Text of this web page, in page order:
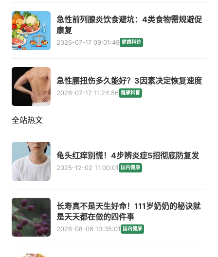
急性前列腺炎饮食避坑：4类食物需规避促
康复
2026-07-17 09:01:49 健康科普
急性腰扭伤多久能好？3因素决定恢复速度
2026-07-17 11:24:56 健康科普
全站热文
龟头红痒别慌！4步辨炎症5招彻底防复发
2025-12-02 11:00:01 国内健康
长寿真不是天生好命！111岁奶奶的秘诀就
是天天都在做的四件事
2026-08-06 10:35:01 国内健康